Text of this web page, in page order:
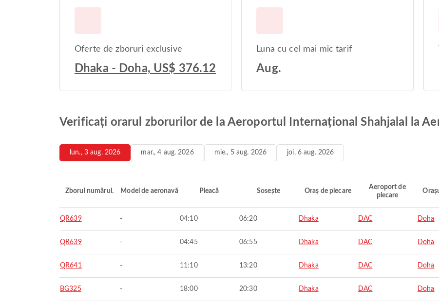
Oferte de zboruri exclusive
Dhaka - Doha, US$ 376.12
Luna cu cel mai mic tarif
Aug.
Verificați orarul zborurilor de la Aeroportul Internațional Shahjalal la
lun., 3 aug. 2026 mar., 4 aug. 2026 mie., 5 aug. 2026 joi, 6 aug. 2026
Zborul numărul. Model de aeronavă Pleacă Sosește Oraș de plecare
Aeroport de
plecare
QR639 - 04:10 06:20 Dhaka DAC Doha
QR639 - 04:45 06:55 Dhaka DAC Doha
QR641 - 11:10 13:20 Dhaka DAC Doha
BG325 - 18:00 20:30 Dhaka DAC Doha